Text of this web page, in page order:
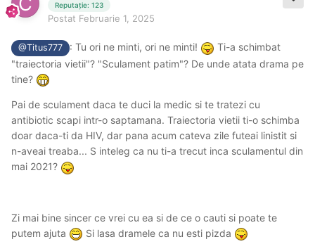
Reputație: 123
Postat Februarie 1, 2025
@Titus777 : Tu ori ne minti, ori ne minti!
Ti-a schimbat
"traiectoria vietii"? "Sculament patim"? De unde atata drama pe
tine?
Pai de sculament daca te duci la medic si te tratezi cu
antibiotic scapi intr-o saptamana. Traiectoria vietii ti-o schimba
doar daca-ti da HIV, dar pana acum cateva zile futeai linistit si
n-aveai treaba... S inteleg ca nu ti-a trecut inca sculamentul din
mai 2021?
Zi mai bine sincer ce vrei cu ea si de ce o cauti si poate te
putem ajuta
Si lasa dramele ca nu esti pizda